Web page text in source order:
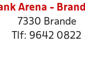
Arena -
7330 Brande
Tlf: 9642 0822